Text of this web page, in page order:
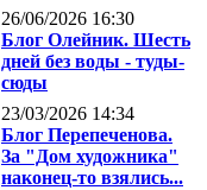
26/06/2026 16:30
Блог Олейник. Шесть
дней без воды - туды-
сюды
23/03/2026 14:34
Блог Перепеченова.
За "Дом художника"
наконец-то взялись...